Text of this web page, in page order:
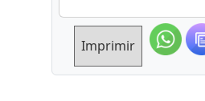
Imprimir